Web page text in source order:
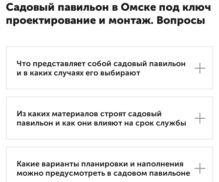
Садовый павильон в Омске под ключ
проектирование и монтаж. Вопросы
Что представляет собой садовый павильон
и в каких случаях его выбирают
Из каких материалов строят садовый
павильон и как они влияют на срок службы
Какие варианты планировки и наполнения
можно предусмотреть в садовом павильоне